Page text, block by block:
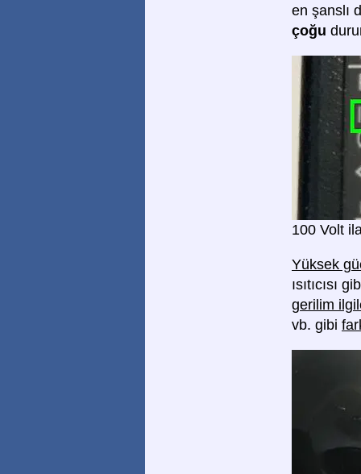
en şanslı
çoğu
100 Volt
Yüksek
ısıtıcısı
gerilim
vb. gibi